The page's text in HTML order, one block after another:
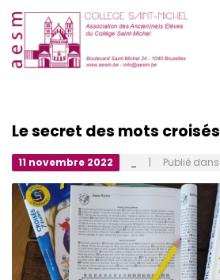
Le secret des mots croisés
11 novembre 2022 | Publié dans